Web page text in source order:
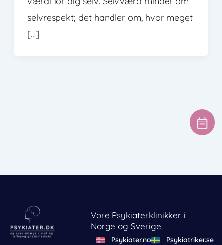
selvrespekt; det handler om, hvor meget
[…]
Vore Psykiaterklinikker i
Norge og Sverige.
Psykiater.no Psykiatriker.se